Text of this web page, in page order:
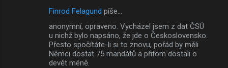
Finrod Felagund píše…
anonymní, opraveno. Vycházel jsem z dat ČSÚ
u nichž bylo napsáno, že jde o Československo.
Přesto spočítáte-li si to znovu, pořád by měli
Němci dostat 75 mandátů a přitom dostali o
devět méně.